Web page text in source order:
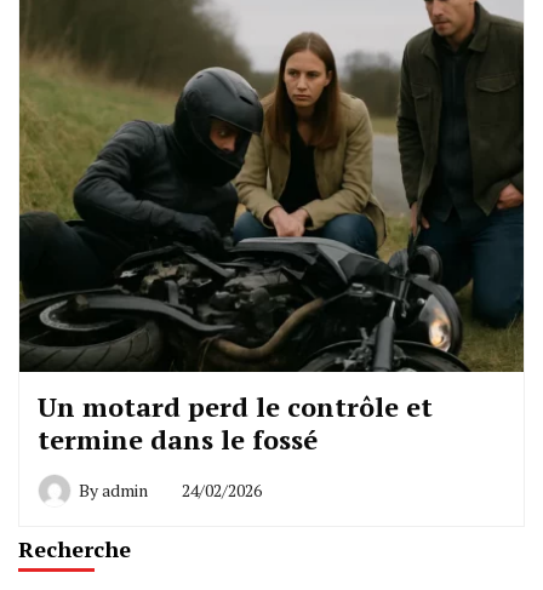
Un motard perd le contrôle et
termine dans le fossé
Byadmin 24/02/2026
Recherche